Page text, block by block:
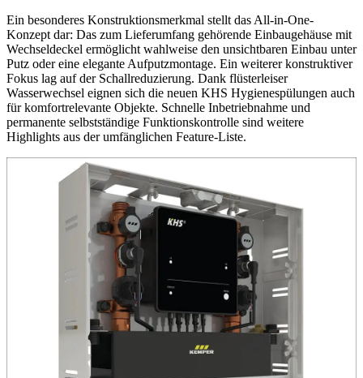
Ein besonderes Konstruktionsmerkmal stellt das All-in-One-
Konzept dar: Das zum Lieferumfang gehörende Einbaugehäuse mit
Wechseldeckel ermöglicht wahlweise den unsichtbaren Einbau unter
Putz oder eine elegante Aufputzmontage. Ein weiterer konstruktiver
Fokus lag auf der Schallreduzierung. Dank flüsterleiser
Wasserwechsel eignen sich die neuen KHS Hygienespülungen auch
für komfortrelevante Objekte. Schnelle Inbetriebnahme und
permanente selbstständige Funktionskontrolle sind weitere
Highlights aus der umfänglichen Feature-Liste.